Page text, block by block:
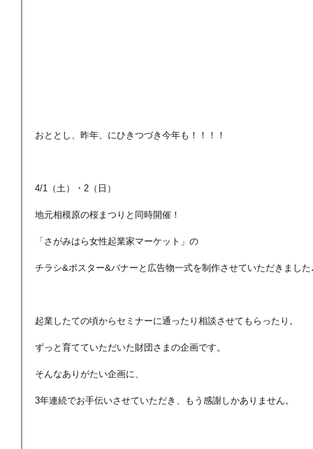
おととし、昨年、にひきつづき今年も！！！！
4/1（土）・2（日）
地元相模原の桜まつりと同時開催！
「さがみはら女性起業家マーケット」の
チラシ&ポスター&バナーと広告物一式を制作させていただきました
起業したての頃からセミナーに通ったり相談させてもらったり。
ずっと育てていただいた財団さまの企画です。
そんなありがたい企画に、
3年連続でお手伝いさせていただき、もう感謝しかありません。